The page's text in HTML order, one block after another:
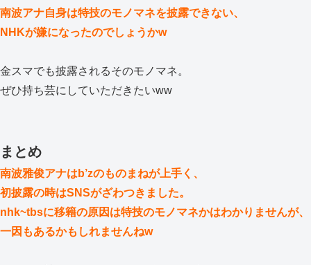
南波アナ自身は特技のモノマネを披露できない、
NHKが嫌になったのでしょうかw
金スマでも披露されるそのモノマネ。
ぜひ持ち芸にしていただきたいww
まとめ
南波雅俊アナはb’zのものまねが上手く、
初披露の時はSNSがざわつきました。
nhk~tbsに移籍の原因は特技のモノマネかはわかりませんが、
一因もあるかもしれませんねw